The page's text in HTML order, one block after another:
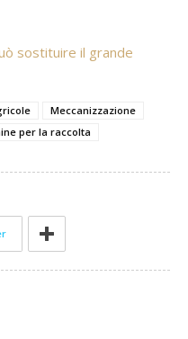
sostituire il grande
Meccanizzazione
per la raccolta